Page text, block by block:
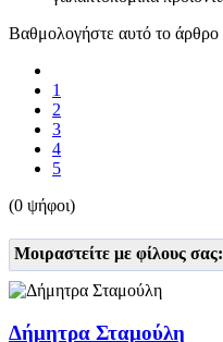
Βαθμολογήστε αυτό το άρθρο
1
2
3
4
5
(0 ψήφοι)
Μοιραστείτε με φίλους σας:
Δήμητρα Σταμούλη